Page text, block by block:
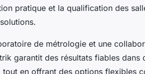
pratique et la qualification des
de métrologie et une
garantit des résultats fiables dans
tout en offrant des options flexibles